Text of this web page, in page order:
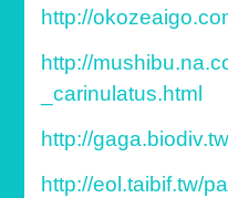
http://
http://
_carinulatus.html
http://
http://eol.taibif.tw/